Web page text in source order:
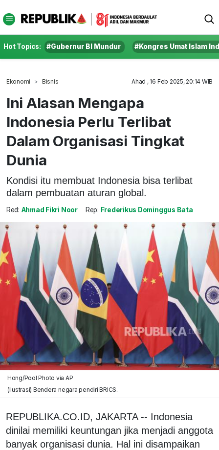
Hot Topics: #Gubernur BI Mundur #Kongres Umat Islam
Ekonomi Bisnis Ahad , 16 Feb 2025, 20:14 WIB
Ini Alasan Mengapa
Indonesia Perlu Terlibat
Dalam Organisasi Tingkat
Dunia
Kondisi itu membuat Indonesia bisa terlibat
dalam pembuatan aturan global.
Red: Ahmad Fikri Noor Rep: Frederikus Dominggus Bata
Hong/Pool Photo via AP
(Ilustrasi) Bendera negara pendiri BRICS.
REPUBLIKA.CO.ID, JAKARTA -- Indonesia
dinilai memiliki keuntungan jika menjadi anggota
banyak organisasi dunia. Hal ini disampaikan